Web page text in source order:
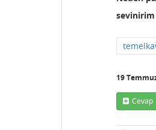
sevinirim
19
Cevap